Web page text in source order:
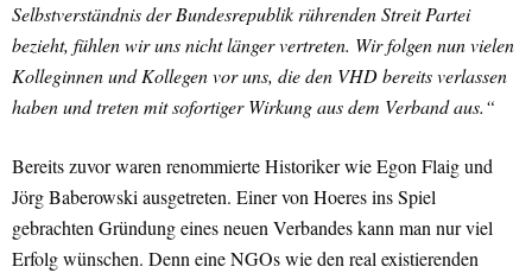
Selbstverständnis der Bundesrepublik rührenden Streit Partei
bezieht, fühlen wir uns nicht länger vertreten. Wir folgen nun vielen
Kolleginnen und Kollegen vor uns, die den VHD bereits verlassen
haben und treten mit sofortiger Wirkung aus dem Verband aus.“
Bereits zuvor waren renommierte Historiker wie Egon Flaig und
Jörg Baberowski ausgetreten. Einer von Hoeres ins Spiel
gebrachten Gründung eines neuen Verbandes kann man nur viel
Erfolg wünschen. Denn eine NGOs wie den real existierenden